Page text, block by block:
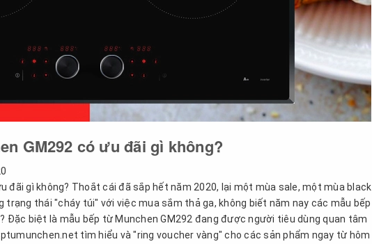
GM292 có ưu đãi gì không?
đãi gì không? Thoắt cái đã sắp hết năm 2020, lại một mùa sale, một mùa black
trạng thái "cháy túi" với việc mua sắm thả ga, không biết năm nay các mẫu bếp
Đặc biệt là mẫu bếp từ Munchen GM292 đang được người tiêu dùng quan tâm
tìm hiểu và "ring voucher vàng" cho các sản phẩm ngay từ hôm